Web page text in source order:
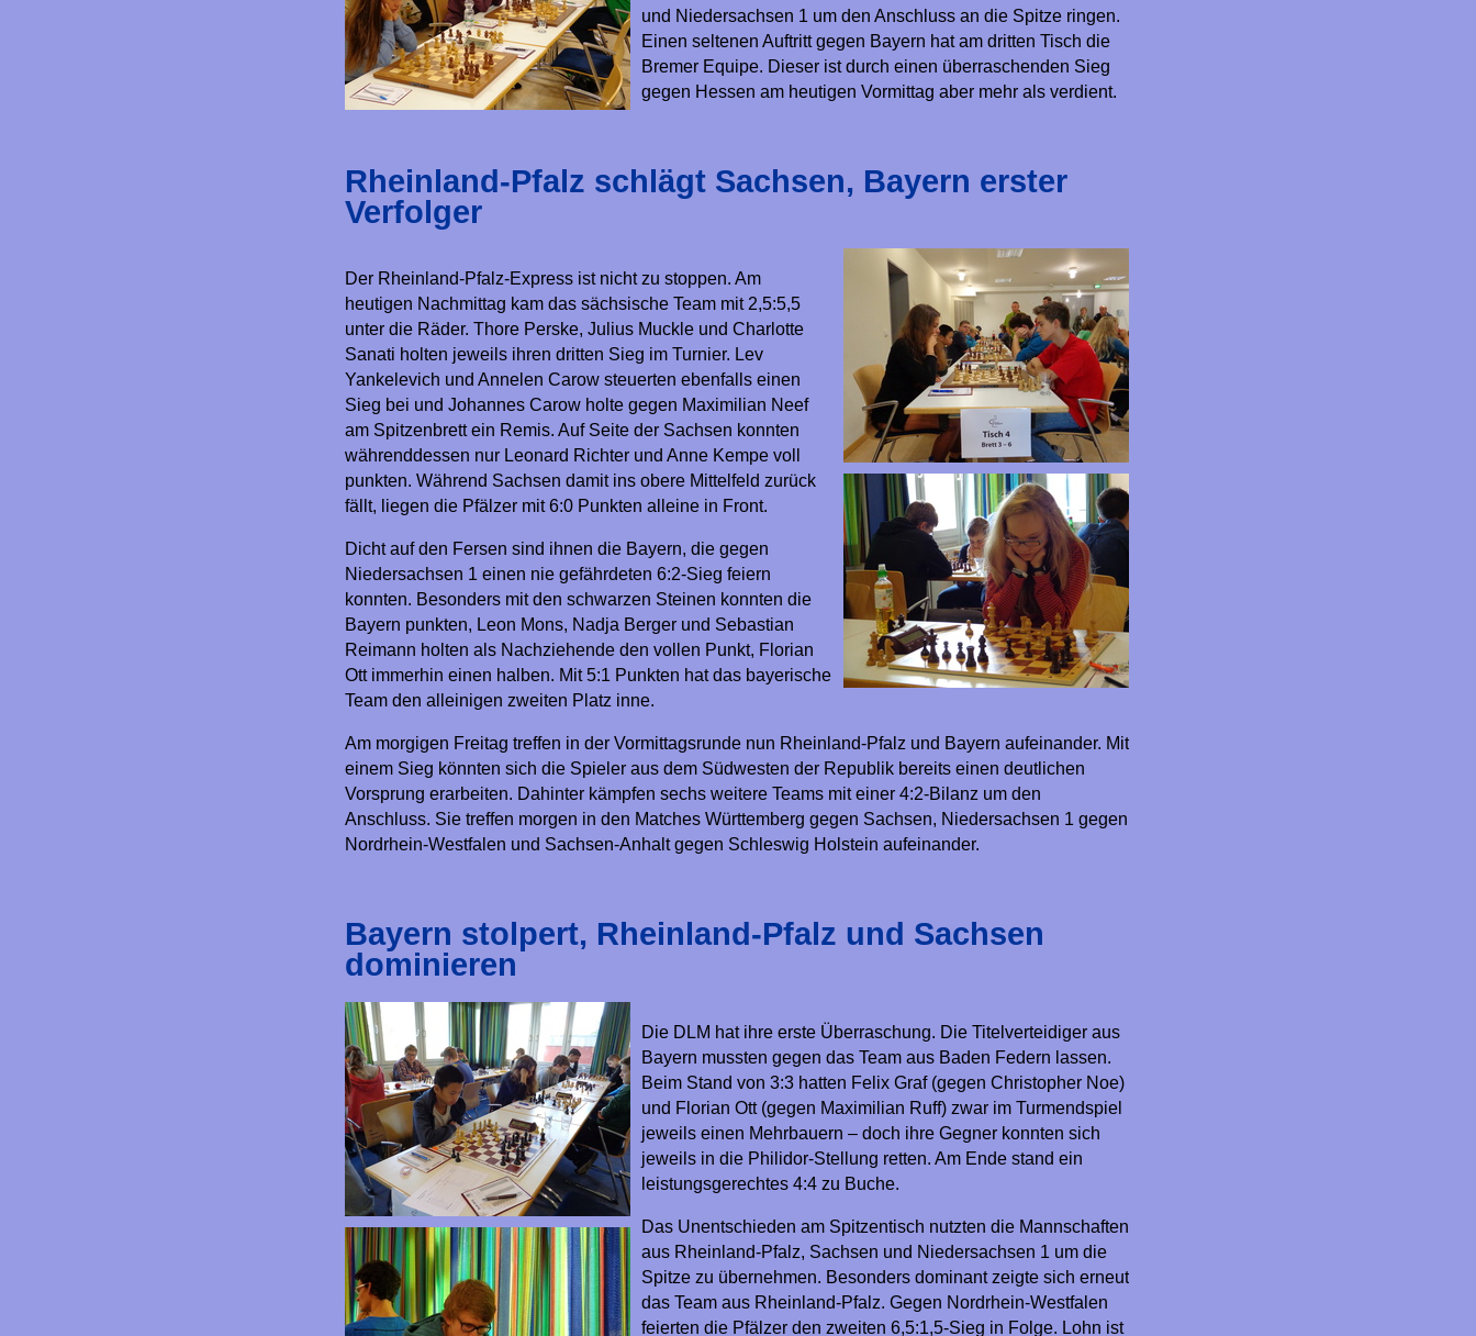
und Niedersachsen 1 um den Anschluss an die Spitze ringen.
Einen seltenen Auftritt gegen Bayern hat am dritten Tisch die
Bremer Equipe. Dieser ist durch einen überraschenden Sieg
gegen Hessen am heutigen Vormittag aber mehr als verdient.
Rheinland-Pfalz schlägt Sachsen, Bayern erster
Verfolger
Der Rheinland-Pfalz-Express ist nicht zu stoppen. Am
heutigen Nachmittag kam das sächsische Team mit 2,5:5,5
unter die Räder. Thore Perske, Julius Muckle und Charlotte
Sanati holten jeweils ihren dritten Sieg im Turnier. Lev
Yankelevich und Annelen Carow steuerten ebenfalls einen
Sieg bei und Johannes Carow holte gegen Maximilian Neef
am Spitzenbrett ein Remis. Auf Seite der Sachsen konnten
währenddessen nur Leonard Richter und Anne Kempe voll
punkten. Während Sachsen damit ins obere Mittelfeld zurück
fällt, liegen die Pfälzer mit 6:0 Punkten alleine in Front.
Dicht auf den Fersen sind ihnen die Bayern, die gegen
Niedersachsen 1 einen nie gefährdeten 6:2-Sieg feiern
konnten. Besonders mit den schwarzen Steinen konnten die
Bayern punkten, Leon Mons, Nadja Berger und Sebastian
Reimann holten als Nachziehende den vollen Punkt, Florian
Ott immerhin einen halben. Mit 5:1 Punkten hat das bayerische
Team den alleinigen zweiten Platz inne.
Am morgigen Freitag treffen in der Vormittagsrunde nun Rheinland-Pfalz und Bayern aufeinander. Mit
einem Sieg könnten sich die Spieler aus dem Südwesten der Republik bereits einen deutlichen
Vorsprung erarbeiten. Dahinter kämpfen sechs weitere Teams mit einer 4:2-Bilanz um den
Anschluss. Sie treffen morgen in den Matches Württemberg gegen Sachsen, Niedersachsen 1 gegen
Nordrhein-Westfalen und Sachsen-Anhalt gegen Schleswig Holstein aufeinander.
Bayern stolpert, Rheinland-Pfalz und Sachsen
dominieren
Die DLM hat ihre erste Überraschung. Die Titelverteidiger aus
Bayern mussten gegen das Team aus Baden Federn lassen.
Beim Stand von 3:3 hatten Felix Graf (gegen Christopher Noe)
und Florian Ott (gegen Maximilian Ruff) zwar im Turmendspiel
jeweils einen Mehrbauern – doch ihre Gegner konnten sich
jeweils in die Philidor-Stellung retten. Am Ende stand ein
leistungsgerechtes 4:4 zu Buche.
Das Unentschieden am Spitzentisch nutzten die Mannschaften
aus Rheinland-Pfalz, Sachsen und Niedersachsen 1 um die
Spitze zu übernehmen. Besonders dominant zeigte sich erneut
das Team aus Rheinland-Pfalz. Gegen Nordrhein-Westfalen
feierten die Pfälzer den zweiten 6,5:1,5-Sieg in Folge. Lohn ist